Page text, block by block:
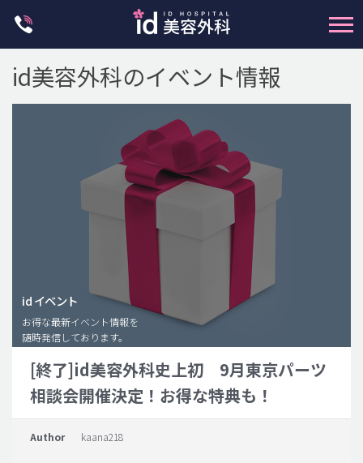
脂肪注入(アンチエイジング)
豊胸手術・バストアップ
プチ整形
脂肪吸引 (大容量)
メンズ整形
id美容外科のイベント情報
id イベント
お得な最新イベント情報を
随時発信しております。
[終了]id美容外科史上初 9月東京パーツ
相談会開催決定！お得な特典も！
Author kaana218